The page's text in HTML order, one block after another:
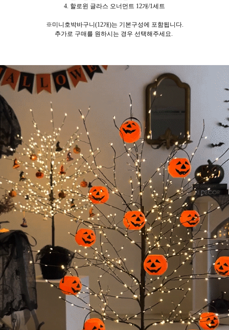
4. 할로윈 글라스 오너먼트 12개/1세트
※미니호박바구니(12개)는 기본구성에 포함됩니다.
추가로 구매를 원하시는 경우 선택해주세요.